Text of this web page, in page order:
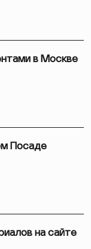
в Москве
Посаде
на сайте